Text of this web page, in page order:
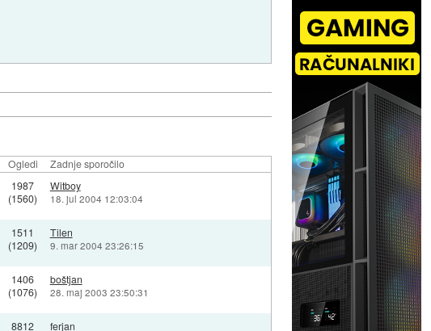
Ogledi Zadnje sporočilo
1987
(1560)
Witboy
18. jul 2004 12:03:04
1511
(1209)
Tilen
9. mar 2004 23:26:15
1406
(1076)
boštjan
28. maj 2003 23:50:31
8812 ferjan